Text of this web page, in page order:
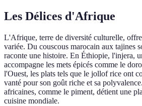
Les Délices d'Afrique
L'Afrique, terre de diversité culturelle,
variée. Du couscous marocain aux tajines
raconte une histoire. En Éthiopie, l'injera,
accompagne les mets épicés comme le
l'Ouest, les plats tels que le jollof rice ont
vanté pour son goût riche et sa
africaines, comme le piment, détient une
cuisine mondiale.